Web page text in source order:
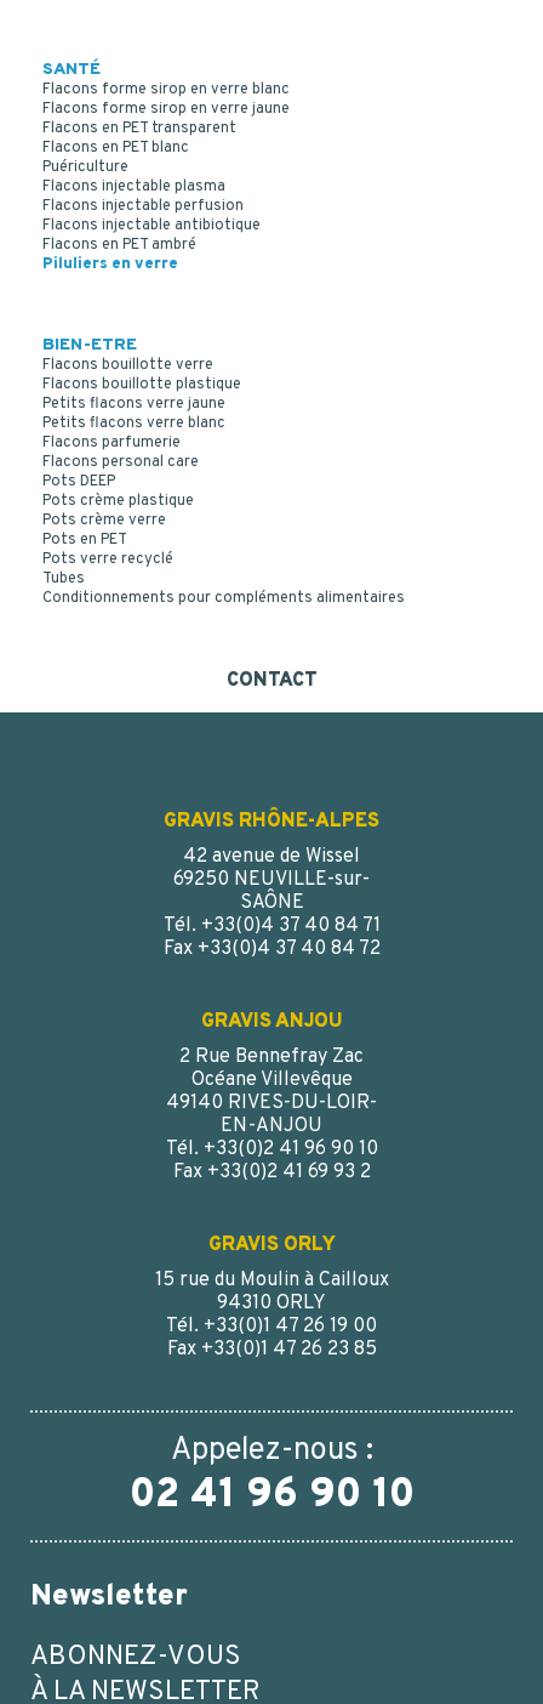
SANTÉ
Flacons forme sirop en verre blanc
Flacons forme sirop en verre jaune
Flacons en PET transparent
Flacons en PET blanc
Puériculture
Flacons injectable plasma
Flacons injectable perfusion
Flacons injectable antibiotique
Flacons en PET ambré
Piluliers en verre
BIEN-ETRE
Flacons bouillotte verre
Flacons bouillotte plastique
Petits flacons verre jaune
Petits flacons verre blanc
Flacons parfumerie
Flacons personal care
Pots DEEP
Pots crème plastique
Pots crème verre
Pots en PET
Pots verre recyclé
Tubes
Conditionnements pour compléments alimentaires
CONTACT
GRAVIS RHÔNE-ALPES
42 avenue de Wissel
69250 NEUVILLE-sur-
SAÔNE
Tél. +33(0)4 37 40 84 71
Fax +33(0)4 37 40 84 72
GRAVIS ANJOU
2 Rue Bennefray Zac
Océane Villevêque
49140 RIVES-DU-LOIR-
EN-ANJOU
Tél. +33(0)2 41 96 90 10
Fax +33(0)2 41 69 93 2
GRAVIS ORLY
15 rue du Moulin à Cailloux
94310 ORLY
Tél. +33(0)1 47 26 19 00
Fax +33(0)1 47 26 23 85
Appelez-nous :
02 41 96 90 10
Newsletter
ABONNEZ-VOUS
À LA NEWSLETTER